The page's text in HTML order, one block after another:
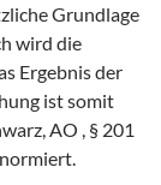
Grundlage
wird die
Ergebnis der
ist somit
AO , § 201